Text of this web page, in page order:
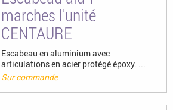
marches l'unité
CENTAURE
Escabeau en aluminium avec
articulations en acier protégé époxy. ...
Sur commande